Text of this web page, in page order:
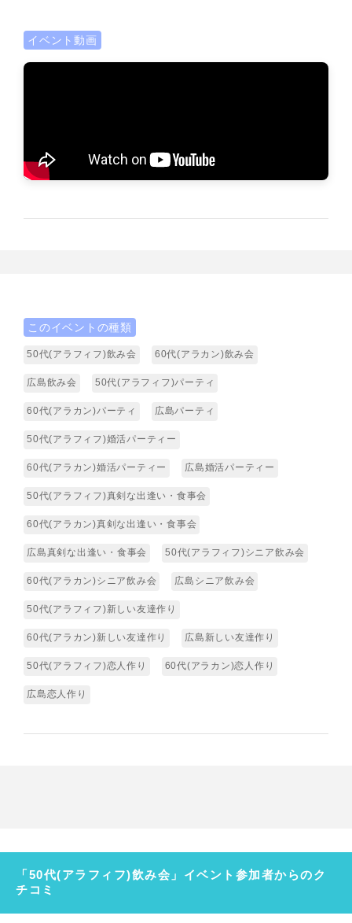
イベント動画
このイベントの種類
50代(アラフィフ)飲み会 60代(アラカン)飲み会
広島飲み会 50代(アラフィフ)パーティ
60代(アラカン)パーティ 広島パーティ
50代(アラフィフ)婚活パーティー
60代(アラカン)婚活パーティー 広島婚活パーティー
50代(アラフィフ)真剣な出逢い・食事会
60代(アラカン)真剣な出逢い・食事会
広島真剣な出逢い・食事会 50代(アラフィフ)シニア飲み会
60代(アラカン)シニア飲み会 広島シニア飲み会
50代(アラフィフ)新しい友達作り
60代(アラカン)新しい友達作り 広島新しい友達作り
50代(アラフィフ)恋人作り 60代(アラカン)恋人作り
広島恋人作り
「50代(アラフィフ)飲み会」イベント参加者からのク
チコミ